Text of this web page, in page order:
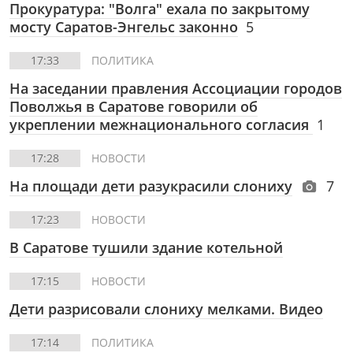
Прокуратура: "Волга" ехала по закрытому
мосту Саратов-Энгельс законно 5
17:33 ПОЛИТИКА
На заседании правления Ассоциации городов
Поволжья в Саратове говорили об
укреплении межнационального согласия 1
17:28 НОВОСТИ
На площади дети разукрасили слониху 7
17:23 НОВОСТИ
В Саратове тушили здание котельной
17:15 НОВОСТИ
Дети разрисовали слониху мелками. Видео
17:14 ПОЛИТИКА